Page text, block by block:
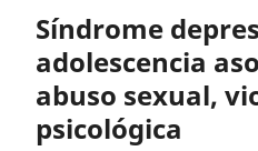
Síndrome
adolescencia
abuso sexual,
psicológica